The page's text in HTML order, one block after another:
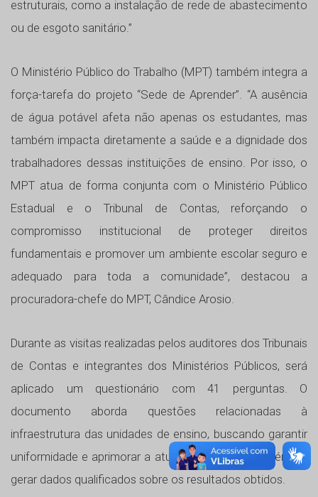
estruturais, como a instalação de rede de abastecimento
ou de esgoto sanitário.”
O Ministério Público do Trabalho (MPT) também integra a
força-tarefa do projeto “Sede de Aprender”. “A ausência
de água potável afeta não apenas os estudantes, mas
também impacta diretamente a saúde e a dignidade dos
trabalhadores dessas instituições de ensino. Por isso, o
MPT atua de forma conjunta com o Ministério Público
Estadual e o Tribunal de Contas, reforçando o
compromisso institucional de proteger direitos
fundamentais e promover um ambiente escolar seguro e
adequado para toda a comunidade”, destacou a
procuradora-chefe do MPT, Cândice Arosio.
Durante as visitas realizadas pelos auditores dos Tribunais
de Contas e integrantes dos Ministérios Públicos, será
aplicado um questionário com 41 perguntas. O
documento aborda questões relacionadas à
infraestrutura das unidades de ensino, buscando garantir
uniformidade e aprimorar a atuação dos órgãos, além de
gerar dados qualificados sobre os resultados obtidos.